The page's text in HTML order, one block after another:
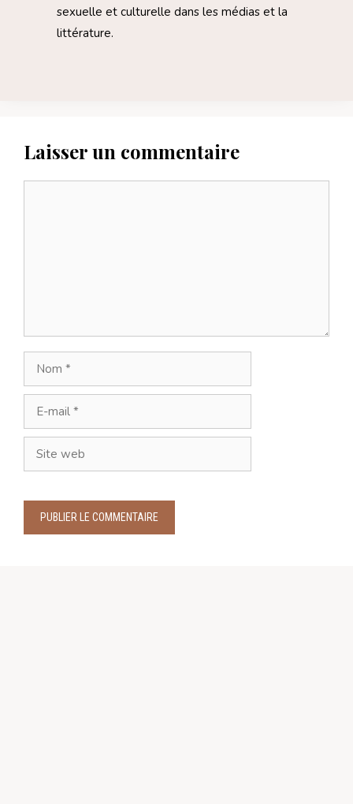
sexuelle et culturelle dans les médias et la
littérature.
Laisser un commentaire
Nom
mail
Site
web